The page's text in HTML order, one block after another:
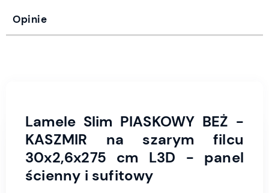
Opinie
Lamele Slim PIASKOWY BEŻ -
KASZMIR na szarym filcu
30x2,6x275 cm L3D - panel
ścienny i sufitowy